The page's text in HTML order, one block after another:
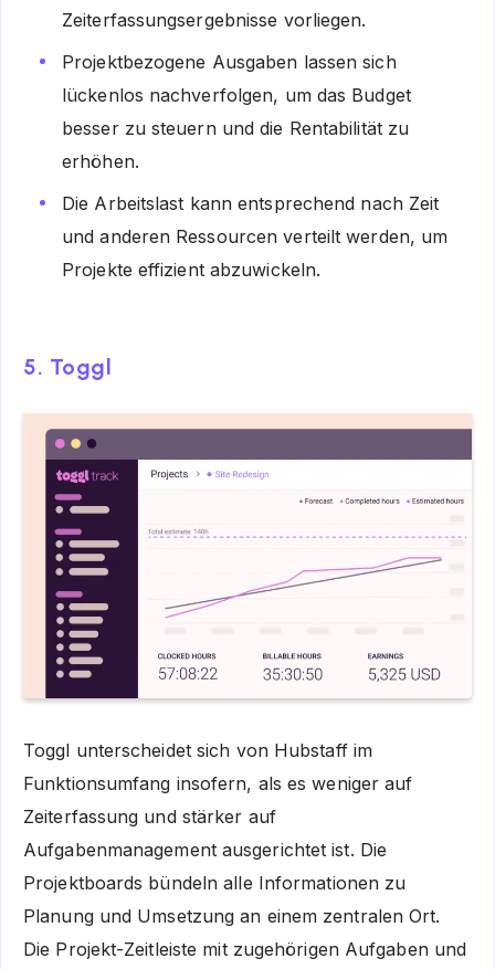
Zeiterfassungsergebnisse vorliegen.
Projektbezogene Ausgaben lassen sich
lückenlos nachverfolgen, um das Budget
besser zu steuern und die Rentabilität zu
erhöhen.
Die Arbeitslast kann entsprechend nach Zeit
und anderen Ressourcen verteilt werden, um
Projekte effizient abzuwickeln.
5. Toggl
Toggl unterscheidet sich von Hubstaff im
Funktionsumfang insofern, als es weniger auf
Zeiterfassung und stärker auf
Aufgabenmanagement ausgerichtet ist. Die
Projektboards bündeln alle Informationen zu
Planung und Umsetzung an einem zentralen Ort.
Die Projekt-Zeitleiste mit zugehörigen Aufgaben und